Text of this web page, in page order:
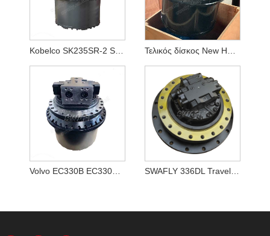
Volvo EC330B EC330BLC Τελική διάταξη κίνησης VOE 14528281, VOE14528281 SWAFLY 336DL Travel Motor Assy 355-5668 3555668